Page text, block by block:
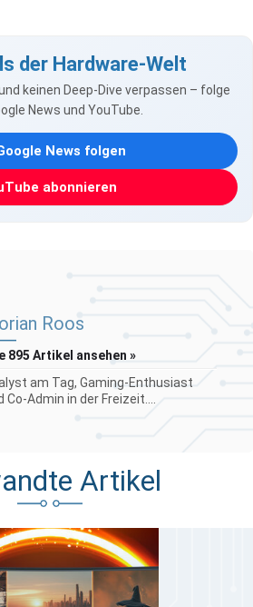
der Hardware-Welt
keinen Deep-Dive verpassen – folge
News und YouTube.
News folgen
abonnieren
Roos
895 Artikel ansehen »
am Tag, Gaming-Enthusiast
Co-Admin in der Freizeit....
Artikel